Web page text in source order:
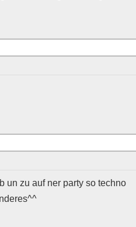
un zu auf ner party so techno